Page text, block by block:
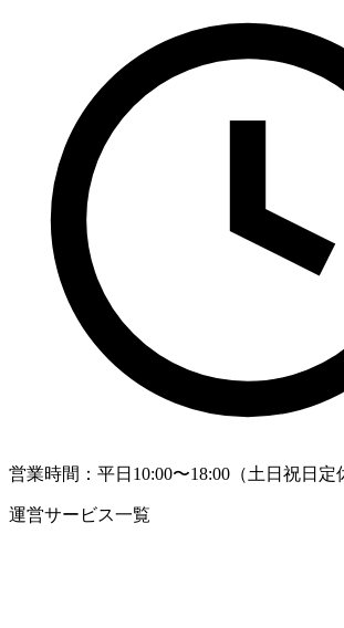
営業時間：平日10:00〜18:00（土日祝日定
運営サービス一覧